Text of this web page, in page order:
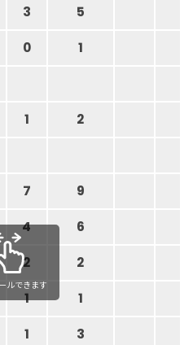
3 5
0 1
1 2
7 9
4 6
2 2
1 1
1 3
ルできます